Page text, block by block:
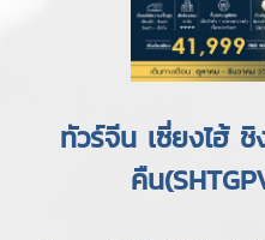
ทัวร์จีน เซี่ยงไฮ้
คืน